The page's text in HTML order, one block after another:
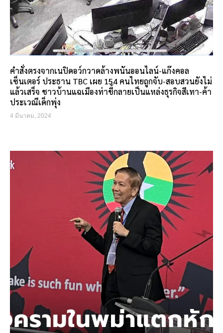
คำสั่งตรงจากเนปิดอว์กวาดล้างพนันออนไลน์-แก๊งคอล
เซ็นเตอร์ ประธาน TBC เผย 154 คนไทยถูกจับ-สอบสวนยังไม่
แล้วเสร็จ ชาวบ้านแฉเมืองท่าขี้กลายเป็นแหล่งธุรกิจสีเทา-ค้า
ประเวณีเด็กพุ่ง
4 มีนาคม, 2024